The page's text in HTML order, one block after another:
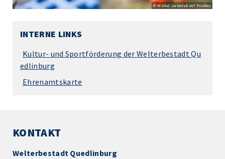
© Michal Jarmoluk auf Pixabay
INTERNE LINKS
Kultur- und Sportförderung der Welterbestadt Qu
edlinburg
Ehrenamtskarte
KONTAKT
Welterbestadt Quedlinburg